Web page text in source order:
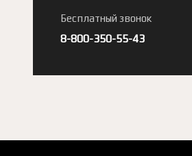
Бесплатный звонок
8-800-350-55-43